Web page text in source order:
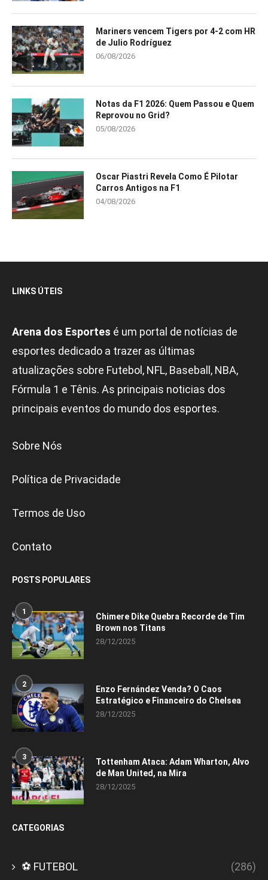
Mariners vencem Tigers por 4-2 com HR
de Julio Rodríguez
06/08/2026
Notas da F1 2026: Quem Passou e Quem
Reprovou no Grid?
05/08/2026
Oscar Piastri Revela Como É Pilotar
Carros Antigos na F1
04/08/2026
LINKS ÚTEIS
Arena dos Esportes é um portal de notícias de
esportes dedicado a trazer as últimas
atualizações sobre Futebol, NFL, Baseball, NBA,
Fórmula 1 e Tênis. As principais noticias dos
principais eventos do mundo dos esportes.
Sobre Nós
Política de Privacidade
Termos de Uso
Contato
POSTS POPULARES
1
Chimere Dike Quebra Recorde de Tim
Brown nos Titans
28/12/2025
2
Enzo Fernández Venda? O Caos
Estratégico e Financeiro do Chelsea
28/12/2025
3
Tottenham Ataca: Adam Wharton, Alvo
de Man United, na Mira
28/12/2025
CATEGORIAS
⚽ FUTEBOL (286)